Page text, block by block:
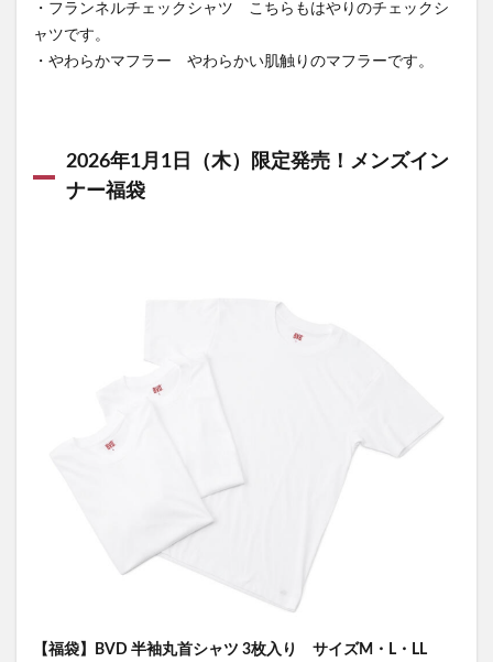
・フランネルチェックシャツ こちらもはやりのチェックシ
ャツです。
・やわらかマフラー やわらかい肌触りのマフラーです。
2026年1月1日（木）限定発売！メンズイン
ナー福袋
【福袋】BVD 半袖丸首シャツ 3枚入り サイズM・L・LL